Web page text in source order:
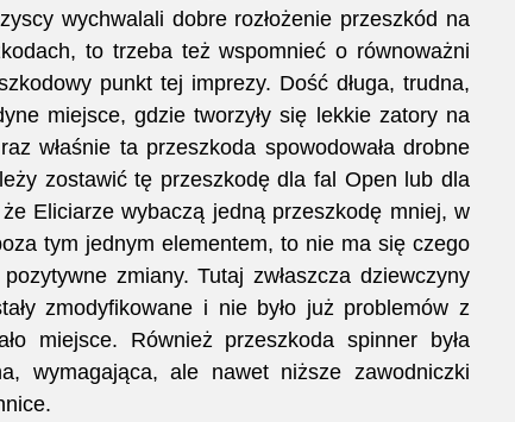
wychwalali dobre rozłożenie przeszkód na
to trzeba też wspomnieć o równoważni
punkt tej imprezy. Dość długa, trudna,
miejsce, gdzie tworzyły się lekkie zatory na
właśnie ta przeszkoda spowodowała drobne
zostawić tę przeszkodę dla fal Open lub dla
Eliciarze wybaczą jedną przeszkodę mniej, w
tym jednym elementem, to nie ma się czego
zmiany. Tutaj zwłaszcza dziewczyny
zmodyfikowane i nie było już problemów z
miejsce. Również przeszkoda spinner była
wymagająca, ale nawet niższe zawodniczki